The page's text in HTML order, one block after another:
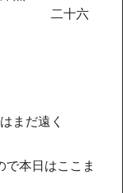
六
まだ遠く
本日はここま